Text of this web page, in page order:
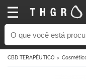
CBD TERAPÊUTICO